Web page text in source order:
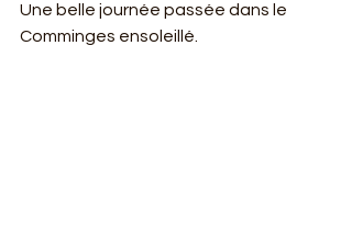
Une belle journée passée dans le
Comminges ensoleillé.